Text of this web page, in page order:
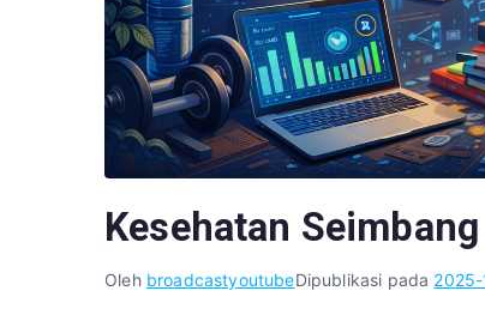
Kesehatan
Oleh broadcastyoutubeDipublikasi pada